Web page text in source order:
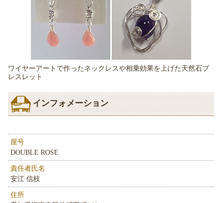
ワイヤーアートで作ったネックレスや相乗効果を上げた天然石ブ
レスレット
インフォメーション
屋号
DOUBLE ROSE
責任者氏名
安江 信枝
住所